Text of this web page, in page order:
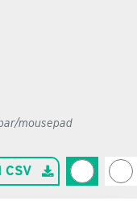
mousepad
CSV